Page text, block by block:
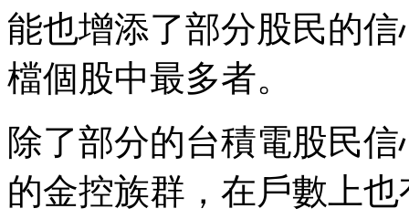
能也增添了部分股民的
檔個股中最多者。
除了部分的台積電股民
的金控族群，在戶數上